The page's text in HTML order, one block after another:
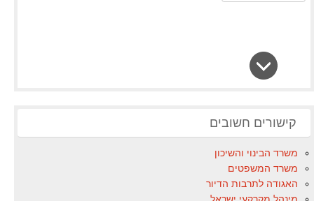
קישורים חשובים
משרד הבינוי והשיכון
משרד המשפטים
האגודה לתרבות הדיור